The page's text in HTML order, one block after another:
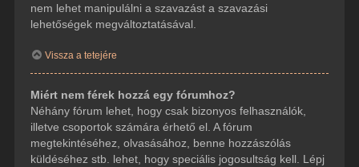
nem lehet manipulálni a szavazást a szavazási
lehetőségek megváltoztatásával.
Vissza a tetejére
Miért nem férek hozzá egy fórumhoz?
Néhány fórum lehet, hogy csak bizonyos felhasználók,
illetve csoportok számára érhető el. A fórum
megtekintéséhez, olvasásához, benne hozzászólás
küldéséhez stb. lehet, hogy speciális jogosultság kell. Lépj